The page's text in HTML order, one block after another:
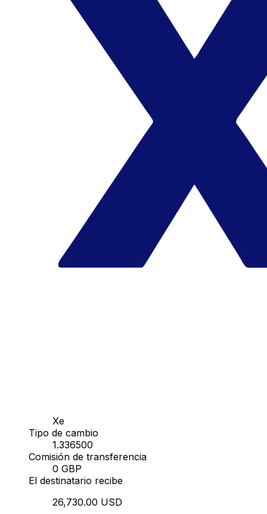
Xe
Tipo de cambio
1.336500
Comisión de transferencia
0 GBP
El destinatario recibe
26,730.00 USD